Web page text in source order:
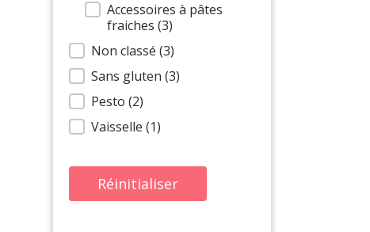
Accessoires à pâtes
fraiches(3)
Non classé(3)
Sans gluten(3)
Pesto(2)
Vaisselle(1)
Réinitialiser